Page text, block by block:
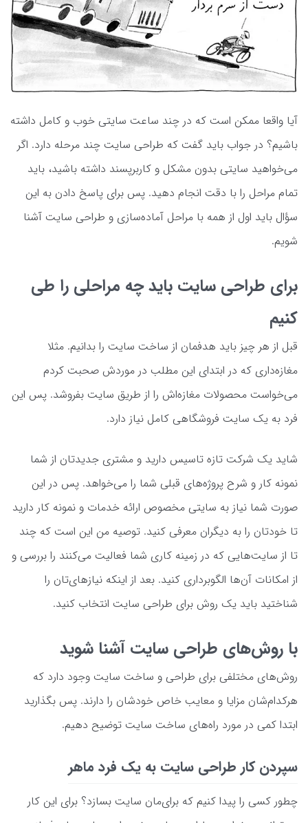
آیا واقعا ممکن است که در چند ساعت سایتی خوب و کامل داشته
باشیم؟ در جواب باید گفت که طراحی سایت چند مرحله دارد. اگر
می‌خواهید سایتی بدون مشکل و کاربرپسند داشته باشید، باید
تمام مراحل را با دقت انجام دهید. پس برای پاسخ دادن به این
سؤال باید اول از همه با مراحل آماده‌سازی و طراحی سایت آشنا
شویم.
برای طراحی سایت باید چه مراحلی را طی
کنیم
قبل از هر چیز باید هدفمان از ساخت سایت را بدانیم. مثلا
مغازه‌داری که در ابتدای این مطلب در موردش صحبت کردم
می‌خواست محصولات مغازه‌اش را از طریق سایت بفروشد. پس این
فرد به یک سایت فروشگاهی کامل نیاز دارد.
شاید یک شرکت تازه تاسیس دارید و مشتری جدیدتان از شما
نمونه کار و شرح پروژه‌های قبلی شما را می‌خواهد. پس در این
صورت شما نیاز به سایتی مخصوص ارائه خدمات و نمونه کار دارید
تا خودتان را به دیگران معرفی کنید. توصیه من این است که چند
تا از سایت‌هایی که در زمینه کاری شما فعالیت می‌کنند را بررسی و
از امکانات آن‌ها الگوبرداری کنید. بعد از اینکه نیازهای‌تان را
شناختید باید یک روش برای طراحی سایت انتخاب کنید.
با روش‌های طراحی سایت آشنا شوید
روش‌های مختلفی برای طراحی و ساخت سایت وجود دارد که
هرکدام‌شان مزایا و معایب خاص خودشان را دارند. پس بگذارید
ابتدا کمی در مورد راه‌های ساخت سایت توضیح دهیم.
سپردن کار طراحی سایت به یک فرد ماهر
چطور کسی را پیدا کنیم که برای‌مان سایت بسازد؟ برای این کار